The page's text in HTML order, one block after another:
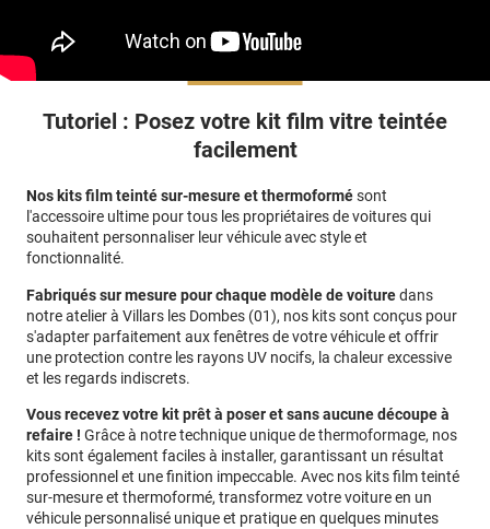
Tutoriel : Posez votre kit film vitre teintée
facilement
Nos kits film teinté sur-mesure et thermoformésont
l'accessoire ultime pour tous les propriétaires de voitures qui
souhaitent personnaliser leur véhicule avec style et
fonctionnalité.
Fabriqués sur mesure pour chaque modèle de voituredans
notre atelier à Villars les Dombes (01), nos kits sont conçus pour
s'adapter parfaitement aux fenêtres de votre véhicule et offrir
une protection contre les rayons UV nocifs, la chaleur excessive
et les regards indiscrets.
Vous recevez votre kit prêt à poser et sans aucune découpe à
refaire ! Grâce à notre technique unique de thermoformage, nos
kits sont également faciles à installer, garantissant un résultat
professionnel et une finition impeccable. Avec nos kits film teinté
sur-mesure et thermoformé, transformez votre voiture en un
véhicule personnalisé unique et pratique en quelques minutes